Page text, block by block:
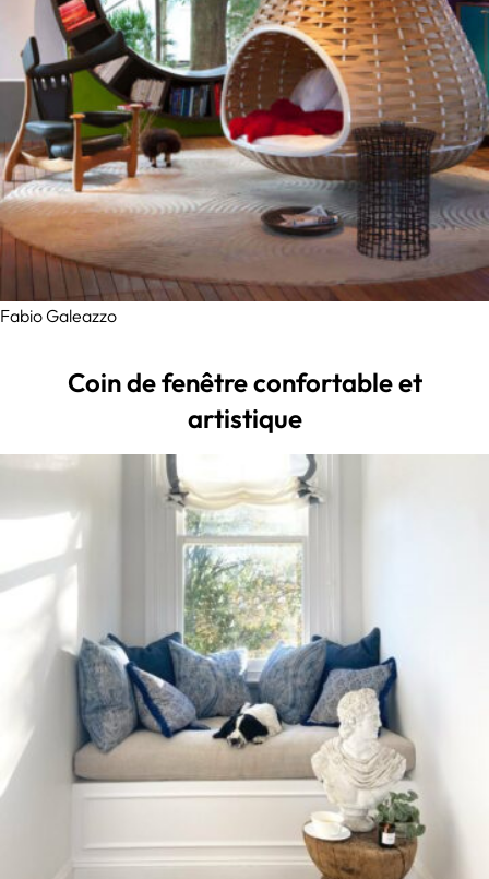
Fabio Galeazzo
Coin de fenêtre confortable et
artistique